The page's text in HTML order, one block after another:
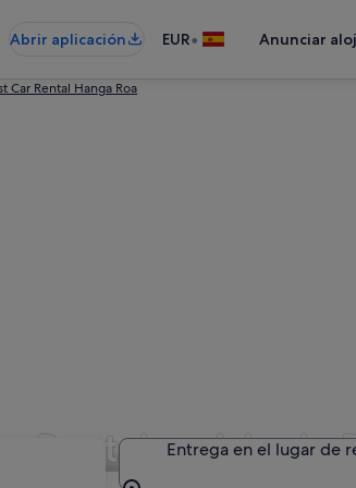
Abrir aplicación EUR• Anunciar
Car Rental Hanga Roa
Rental en Isla de
Entrega en el lugar de